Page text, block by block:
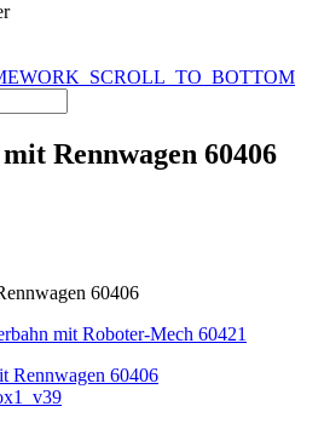
Rennwagen 60406
60406
mit Roboter-Mech 60421